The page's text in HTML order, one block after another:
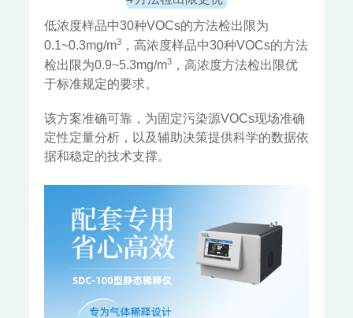
低浓度样品中30种VOCs的方法检出限为
0.1~0.3mg/m3，高浓度样品中30种VOCs的方法
检出限为0.9~5.3mg/m3，高浓度方法检出限优
于标准规定的要求。
该方案准确可靠，为固定污染源VOCs现场准确
定性定量分析，以及辅助决策提供科学的数据依
据和稳定的技术支撑。